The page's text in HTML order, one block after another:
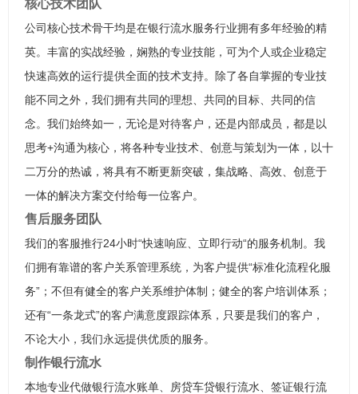
核心技术团队
公司核心技术骨干均是在银行流水服务行业拥有多年经验的精
英。丰富的实战经验，娴熟的专业技能，可为个人或企业稳定
快速高效的运行提供全面的技术支持。除了各自掌握的专业技
能不同之外，我们拥有共同的理想、共同的目标、共同的信
念。我们始终如一，无论是对待客户，还是内部成员，都是以
思考+沟通为核心，将各种专业技术、创意与策划为一体，以十
二万分的热诚，将具有不断更新突破，集战略、高效、创意于
一体的解决方案交付给每一位客户。
售后服务团队
我们的客服推行24小时“快速响应、立即行动“的服务机制。我
们拥有靠谱的客户关系管理系统，为客户提供“标准化流程化服
务”；不但有健全的客户关系维护体制；健全的客户培训体系；
还有“一条龙式”的客户满意度跟踪体系，只要是我们的客户，
不论大小，我们永远提供优质的服务。
制作银行流水
本地专业代做银行流水账单、房贷车贷银行流水、签证银行流